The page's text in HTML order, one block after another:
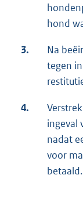
hond
3.
Na
tegen
4.
ingeval
nadat
voor
betaald.